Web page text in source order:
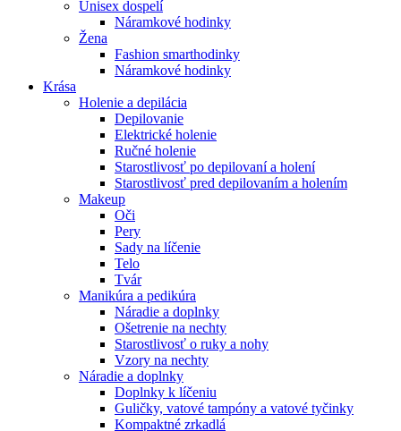
Unisex dospelí
Náramkové hodinky
Žena
Fashion smarthodinky
Náramkové hodinky
Krása
Holenie a depilácia
Depilovanie
Elektrické holenie
Ručné holenie
Starostlivosť po depilovaní a holení
Starostlivosť pred depilovaním a holením
Makeup
Oči
Pery
Sady na líčenie
Telo
Tvár
Manikúra a pedikúra
Náradie a doplnky
Ošetrenie na nechty
Starostlivosť o ruky a nohy
Vzory na nechty
Náradie a doplnky
Doplnky k líčeniu
Guličky, vatové tampóny a vatové tyčinky
Kompaktné zrkadlá